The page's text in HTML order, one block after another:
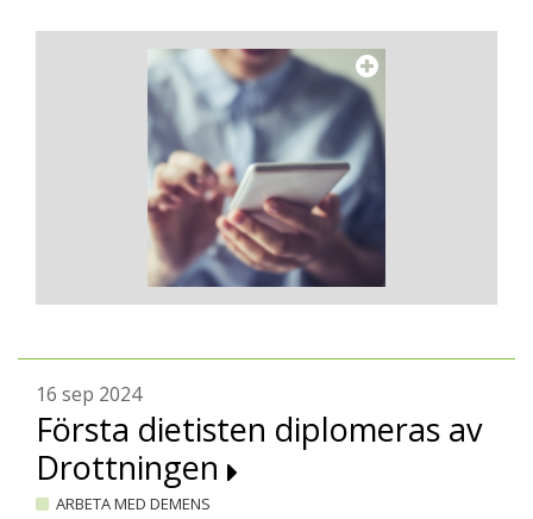
16 sep 2024
Första dietisten diplomeras av
Drottningen
ARBETA MED DEMENS